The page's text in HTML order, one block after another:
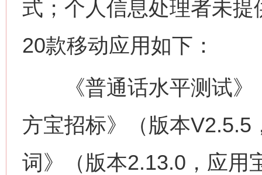
式；个人信息处理者未
20款移动应用如下：
《普通话水平测试》
方宝招标》（版本V2.5.5
词》（版本2.13.0，应用